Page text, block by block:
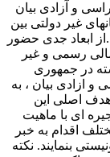
و آزادی بیان
غیر دولتی بین
ابعاد جدی حضور
رسمی و غیر
در جمهوری
و ازادی بیان ، به
هدف اصلی این
ای با ماهیت
اقدام به خبر
بنمایند. نکته